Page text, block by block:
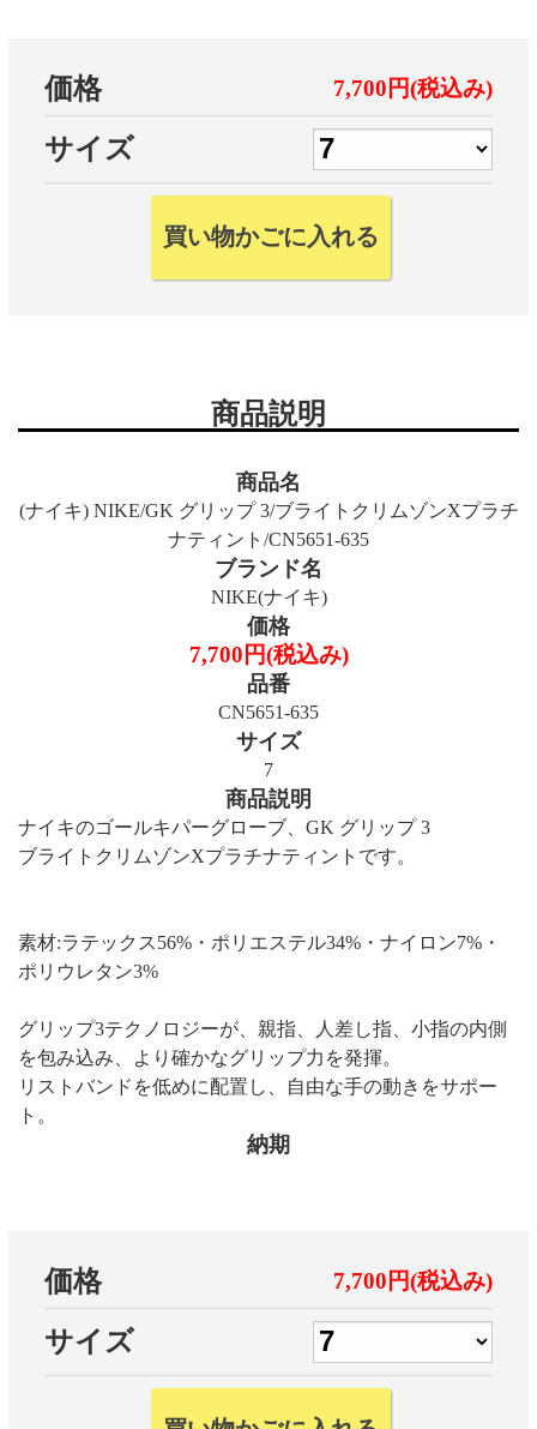
価格 7,700円(税込み)
サイズ
商品説明
商品名
(ナイキ) NIKE/GK グリップ 3/ブライトクリムゾンXプラチ
ナティント/CN5651-635
ブランド名
NIKE(ナイキ)
価格
7,700円(税込み)
品番
CN5651-635
サイズ
7
商品説明
ナイキのゴールキパーグローブ、GK グリップ 3
ブライトクリムゾンXプラチナティントです。
素材:ラテックス56%・ポリエステル34%・ナイロン7%・
ポリウレタン3%
グリップ3テクノロジーが、親指、人差し指、小指の内側
を包み込み、より確かなグリップ力を発揮。
リストバンドを低めに配置し、自由な手の動きをサポー
ト。
納期
価格 7,700円(税込み)
サイズ